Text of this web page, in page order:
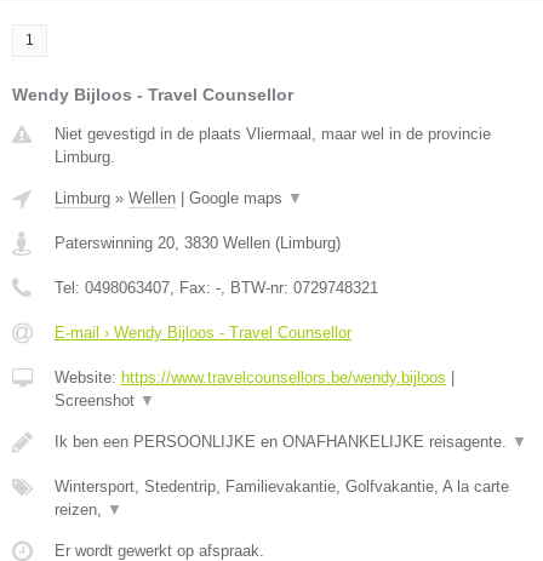
1
Wendy Bijloos - Travel Counsellor
Niet gevestigd in de plaats Vliermaal, maar wel in de provincie
Limburg.
Limburg » Wellen Google maps ▼
Paterswinning 20, 3830 Wellen (Limburg)
Tel: 0498063407, Fax: -, BTW-nr: 0729748321
E-mail › Wendy Bijloos - Travel Counsellor
Website: https://www.travelcounsellors.be/wendy.bijloos
Screenshot ▼
Ik ben een PERSOONLIJKE en ONAFHANKELIJKE reisagente. ▼
Wintersport, Stedentrip, Familievakantie, Golfvakantie, A la carte
reizen, ▼
Er wordt gewerkt op afspraak.